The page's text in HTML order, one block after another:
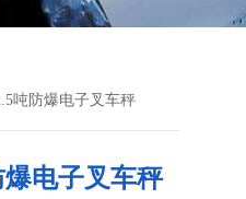
吨防爆电子叉车秤
电子叉车秤